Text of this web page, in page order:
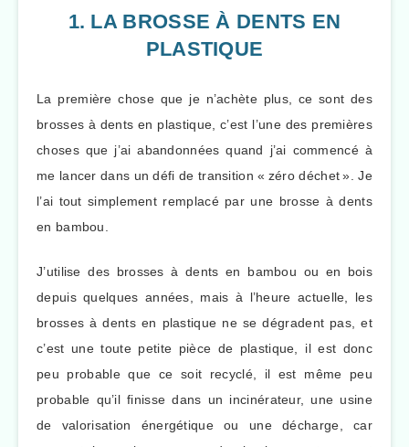
1. LA BROSSE À DENTS EN
PLASTIQUE
La première chose que je n’achète plus, ce sont des
brosses à dents en plastique, c’est l’une des premières
choses que j’ai abandonnées quand j’ai commencé à
me lancer dans un défi de transition « zéro déchet ». Je
l’ai tout simplement remplacé par une brosse à dents
en bambou.
J’utilise des brosses à dents en bambou ou en bois
depuis quelques années, mais à l’heure actuelle, les
brosses à dents en plastique ne se dégradent pas, et
c’est une toute petite pièce de plastique, il est donc
peu probable que ce soit recyclé, il est même peu
probable qu’il finisse dans un incinérateur, une usine
de valorisation énergétique ou une décharge, car